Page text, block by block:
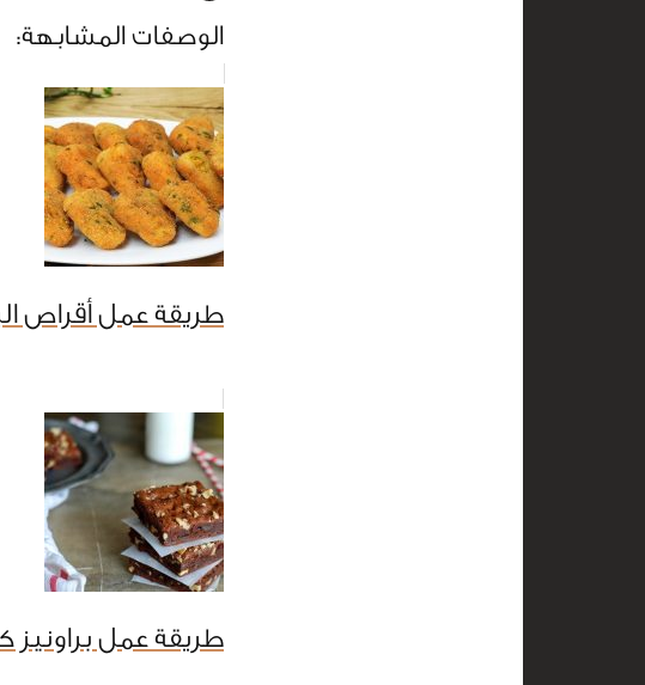
الوصفات المشابهة:
طريقة عمل أقراص
طريقة عمل براونيز